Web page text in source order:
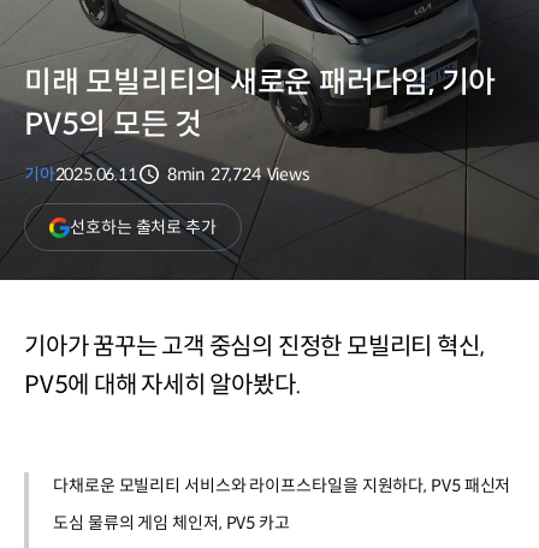
미래 모빌리티의 새로운 패러다임, 기아
PV5의 모든 것
기아2025.06.11
8min 27,724 Views
선호하는 출처로 추가(새
창
열림)
기아가 꿈꾸는 고객 중심의 진정한 모빌리티 혁신,
PV5에 대해 자세히 알아봤다.
다채로운 모빌리티 서비스와 라이프스타일을 지원하다, PV5 패신저
도심 물류의 게임 체인저, PV5 카고